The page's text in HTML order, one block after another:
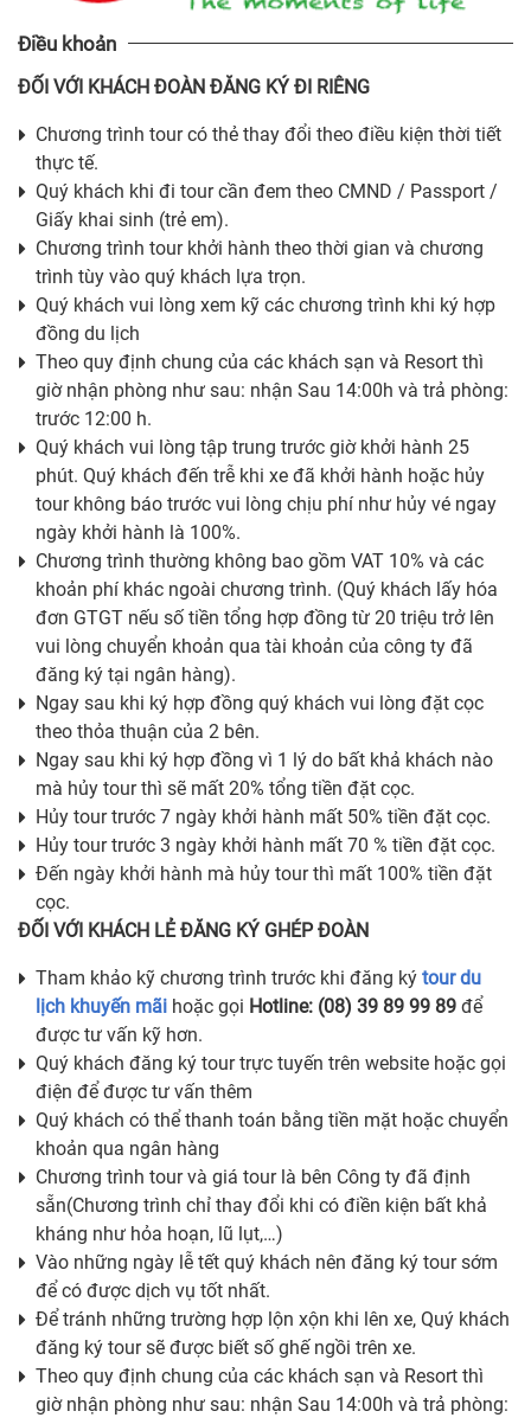
Điều khoản
ĐỐI VỚI KHÁCH ĐOÀN ĐĂNG KÝ ĐI RIÊNG
Chương trình tour có thẻ thay đổi theo điều kiện thời tiết
thực tế.
Quý khách khi đi tour cần đem theo CMND / Passport /
Giấy khai sinh (trẻ em).
Chương trình tour khởi hành theo thời gian và chương
trình tùy vào quý khách lựa trọn.
Quý khách vui lòng xem kỹ các chương trình khi ký hợp
đồng du lịch
Theo quy định chung của các khách sạn và Resort thì
giờ nhận phòng như sau: nhận Sau 14:00h và trả phòng:
trước 12:00 h.
Quý khách vui lòng tập trung trước giờ khởi hành 25
phút. Quý khách đến trễ khi xe đã khởi hành hoặc hủy
tour không báo trước vui lòng chịu phí như hủy vé ngay
ngày khởi hành là 100%.
Chương trình thường không bao gồm VAT 10% và các
khoản phí khác ngoài chương trình. (Quý khách lấy hóa
đơn GTGT nếu số tiền tổng hợp đồng từ 20 triệu trở lên
vui lòng chuyển khoản qua tài khoản của công ty đã
đăng ký tại ngân hàng).
Ngay sau khi ký hợp đồng quý khách vui lòng đặt cọc
theo thỏa thuận của 2 bên.
Ngay sau khi ký hợp đồng vì 1 lý do bất khả khách nào
mà hủy tour thì sẽ mất 20% tổng tiền đặt cọc.
Hủy tour trước 7 ngày khởi hành mất 50% tiền đặt cọc.
Hủy tour trước 3 ngày khởi hành mất 70 % tiền đặt cọc.
Đến ngày khởi hành mà hủy tour thì mất 100% tiền đặt
cọc.
ĐỐI VỚI KHÁCH LẺ ĐĂNG KÝ GHÉP ĐOÀN
Tham khảo kỹ chương trình trước khi đăng ký tour du
lịch khuyến mãi hoặc gọi Hotline: (08) 39 89 99 89 để
được tư vấn kỹ hơn.
Quý khách đăng ký tour trực tuyến trên website hoặc gọi
điện để được tư vấn thêm
Quý khách có thể thanh toán bằng tiền mặt hoặc chuyển
khoản qua ngân hàng
Chương trình tour và giá tour là bên Công ty đã định
sẵn(Chương trình chỉ thay đổi khi có điền kiện bất khả
kháng như hỏa hoạn, lũ lụt,…)
Vào những ngày lễ tết quý khách nên đăng ký tour sớm
để có được dịch vụ tốt nhất.
Để tránh những trường hợp lộn xộn khi lên xe, Quý khách
đăng ký tour sẽ được biết số ghế ngồi trên xe.
Theo quy định chung của các khách sạn và Resort thì
giờ nhận phòng như sau: nhận Sau 14:00h và trả phòng: